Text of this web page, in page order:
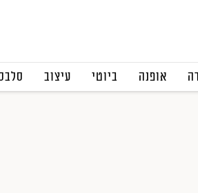
אופנה ביוטי עיצוב